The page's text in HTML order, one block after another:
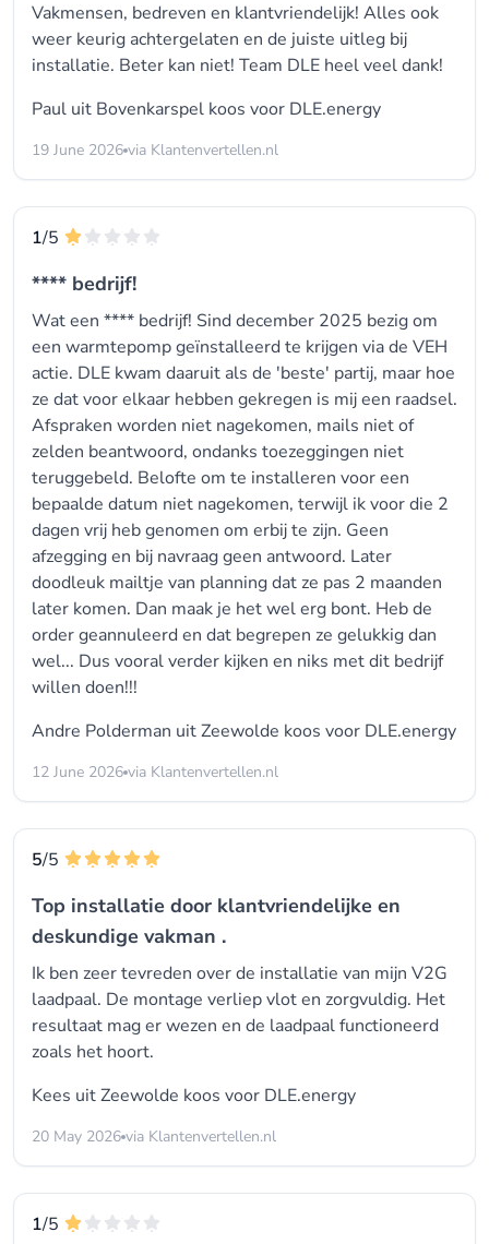
Vakmensen, bedreven en klantvriendelijk! Alles ook
weer keurig achtergelaten en de juiste uitleg bij
installatie. Beter kan niet! Team DLE heel veel dank!
Paul uit Bovenkarspel koos voor DLE.energy
19 June 2026 via Klantenvertellen.nl
1/5
**** bedrijf!
Wat een **** bedrijf! Sind december 2025 bezig om
een warmtepomp geïnstalleerd te krijgen via de VEH
actie. DLE kwam daaruit als de 'beste' partij, maar hoe
ze dat voor elkaar hebben gekregen is mij een raadsel.
Afspraken worden niet nagekomen, mails niet of
zelden beantwoord, ondanks toezeggingen niet
teruggebeld. Belofte om te installeren voor een
bepaalde datum niet nagekomen, terwijl ik voor die 2
dagen vrij heb genomen om erbij te zijn. Geen
afzegging en bij navraag geen antwoord. Later
doodleuk mailtje van planning dat ze pas 2 maanden
later komen. Dan maak je het wel erg bont. Heb de
order geannuleerd en dat begrepen ze gelukkig dan
wel... Dus vooral verder kijken en niks met dit bedrijf
willen doen!!!
Andre Polderman uit Zeewolde koos voor DLE.energy
12 June 2026 via Klantenvertellen.nl
5/5
Top installatie door klantvriendelijke en
deskundige vakman .
Ik ben zeer tevreden over de installatie van mijn V2G
laadpaal. De montage verliep vlot en zorgvuldig. Het
resultaat mag er wezen en de laadpaal functioneerd
zoals het hoort.
Kees uit Zeewolde koos voor DLE.energy
20 May 2026 via Klantenvertellen.nl
1/5